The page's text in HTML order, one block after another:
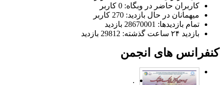
کاربران حاضر در وبگاه: 0 کاربر
میهمانان در حال بازدید: 270 کاربر
تمام بازدید‌ها: 28670001 بازدید
بازدید ۲۴ ساعت گذشته: 29812 بازدید
های انجمن
.